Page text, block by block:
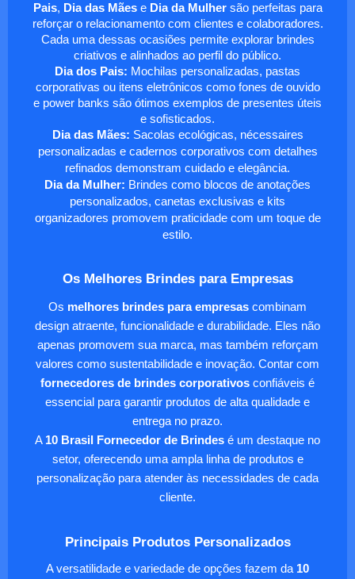
Pais, Dia das Mãese Dia da Mulhersão perfeitas para
reforçar o relacionamento com clientes e colaboradores.
Cada uma dessas ocasiões permite explorar brindes
criativos e alinhados ao perfil do público.
Dia dos Pais: Mochilas personalizadas, pastas
corporativas ou itens eletrônicos como fones de ouvido
e power banks são ótimos exemplos de presentes úteis
e sofisticados.
Dia das Mães: Sacolas ecológicas, nécessaires
personalizadas e cadernos corporativos com detalhes
refinados demonstram cuidado e elegância.
Dia da Mulher: Brindes como blocos de anotações
personalizados, canetas exclusivas e kits
organizadores promovem praticidade com um toque de
estilo.
Os Melhores Brindes para Empresas
Os melhores brindes para empresas combinam
design atraente, funcionalidade e durabilidade. Eles não
apenas promovem sua marca, mas também reforçam
valores como sustentabilidade e inovação. Contar com
fornecedores de brindes corporativos confiáveis é
essencial para garantir produtos de alta qualidade e
entrega no prazo.
A 10 Brasil Fornecedor de Brindes é um destaque no
setor, oferecendo uma ampla linha de produtos e
personalização para atender às necessidades de cada
cliente.
Principais Produtos Personalizados
A versatilidade e variedade de opções fazem da 10